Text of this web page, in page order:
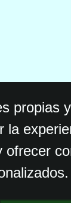
propias
la
ofrecer